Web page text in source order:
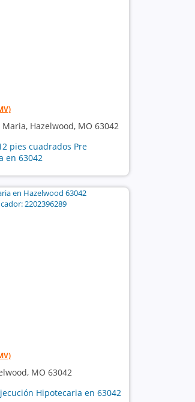
Maria, Hazelwood, MO 63042
pies cuadrados Pre
en 63042
MO 63042
Hipotecaria en 63042